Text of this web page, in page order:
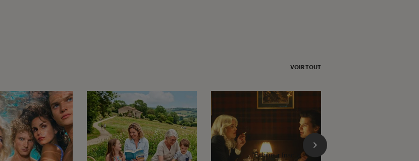
VOIR TOUT
l'Éclaireur fnac">